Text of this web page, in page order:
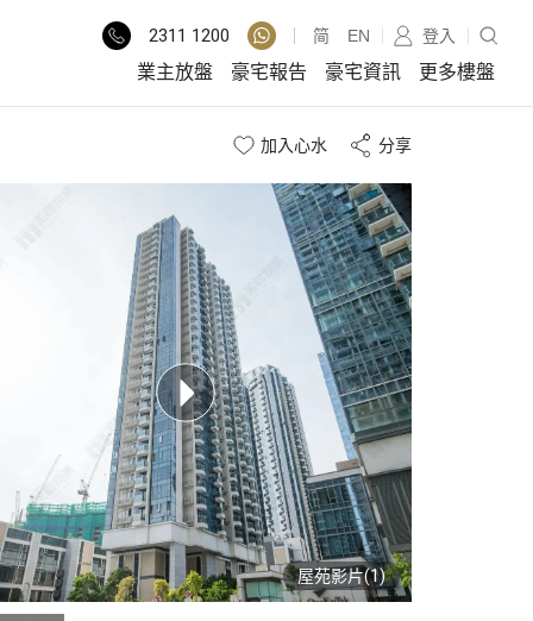
業主放盤 豪宅報告 豪宅資訊 更多樓盤
2311 1200 简 EN 登入
加入心水 分享
屋苑影片(1)